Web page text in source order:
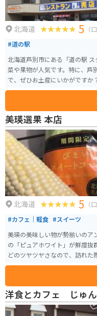
北海道 5 （
#道の駅
北海道芦別市にある「道の駅
菜や果物が人気です。特に、芦
で、ぜひお土産にいかがですか？ 食事処では、地元産の食材を使った料理
楽しめます。おすすめは、芦別産の豚
際は、駐車場も広いため安心
り、ドライブの休憩スポットとしても最適です
ル「芦別岳」や、炭鉱の歴史を
ットも充実しています。少し足
しやすいので、観光の拠点とし
美瑛選果 本店
北海道 5 （
#カフェ｜軽食 #スイーツ
美瑛の美味しい物が勢揃いのア
の「ピュアホワイト」が鮮度抜
どのツヤツヤさなので、訪れた
やプリンといった洋菓子屋やレ
ので、美瑛の味覚を満喫できま
洋食とカフェ じゅ